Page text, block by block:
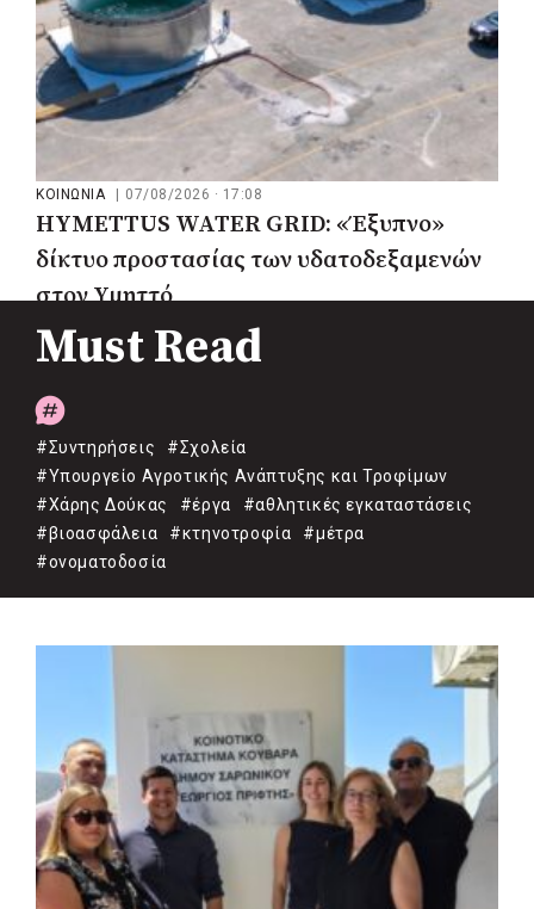
ΚΟΙΝΩΝΙΑ | 07/08/2026 · 17:08
HYMETTUS WATER GRID: «Έξυπνο»
δίκτυο προστασίας των υδατοδεξαμενών
στον Υμηττό
Must Read
#Συντηρήσεις
#Σχολεία
#Υπουργείο Αγροτικής Ανάπτυξης και Τροφίμων
#Χάρης Δούκας
#έργα
#αθλητικές εγκαταστάσεις
#βιοασφάλεια
#κτηνοτροφία
#μέτρα
#ονοματοδοσία